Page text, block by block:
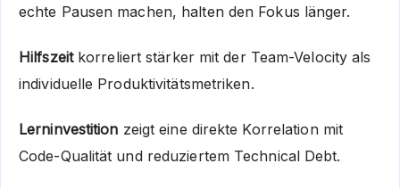
echte Pausen machen, halten den Fokus länger.
Hilfszeitkorreliert stärker mit der Team-Velocity als
individuelle Produktivitätsmetriken.
Lerninvestition zeigt eine direkte Korrelation mit
Code-Qualität und reduziertem Technical Debt.